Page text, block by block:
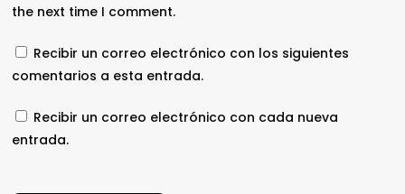
the next time I comment.
Recibir un correo electrónico con los siguientes
comentarios a esta entrada.
Recibir un correo electrónico con cada nueva
entrada.